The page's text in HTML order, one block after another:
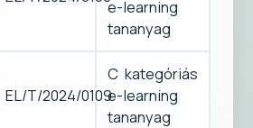
e-learning
tananyag
EL/T/2024/0109
C kategóriás
e-learning
tananyag